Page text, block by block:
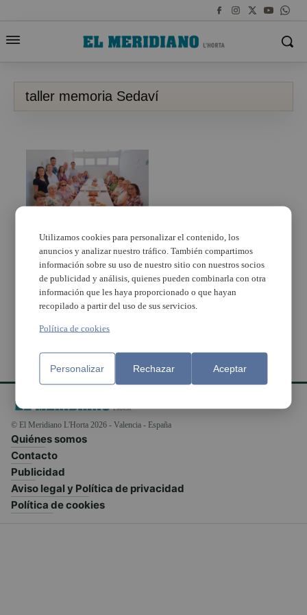
taller memoria Sedaví
Sedaví finaliza el taller
de memoria para
personas mayores con
pleno de participación
© El Meridiano L'Horta 2026 - Valencia - España
Quiénes somos
Contacto
Publicidad
Aviso legal y Política de privacidad
Política de cookies
Utilizamos cookies para personalizar el contenido, los
anuncios y analizar nuestro tráfico. También compartimos
información sobre su uso de nuestro sitio con nuestros socios
de publicidad y análisis, quienes pueden combinarla con otra
información que les haya proporcionado o que hayan
recopilado a partir del uso de sus servicios.
Política de cookies
Personalizar Rechazar Aceptar